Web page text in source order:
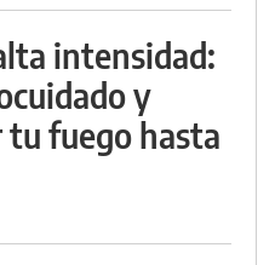
intensidad:
y
tu fuego hasta